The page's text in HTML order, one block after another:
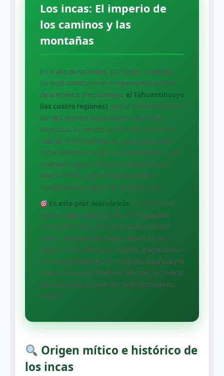
Los incas: El imperio de
los caminos y las
montañas
En lo alto de los Andes, sin ruedas ni caballos,
los incas construyeron el imperio más extenso
de la América precolombina: el Tahuantinsuyo
(las cuatro regiones), que se extendía desde el
sur de Colombia hasta el centro de Chile y
Argentina. Su secreto: una red de caminos de
más de 30.000 kilómetros, una organización
social basada en el ayllu y la reciprocidad, y una
ingeniería capaz de levantar ciudades como
Machu Picchu, imperceptibles para los
conquistadores españoles durante siglos.
En este post descubrirás: La leyenda de
Manco Cápac y Mama Ocllo, el Qhapaq Ñan
(Camino del Inca), la arquitectura de Machu
Picchu, el sistema de trabajo de la mita, los
quipus como sistema de registro, la agricultura
en terrazas (andenes), la conquista española y el
legado inca en la actualidad. Además, resolverás
ejercicios para comprender la eficiencia de su
imperio.
Origen mítico e histórico de
los incas